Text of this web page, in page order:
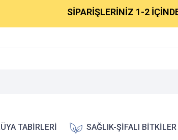
SİPARİŞLERİNİZ 1-2 İÇİNDE
TABİRLERİ SAĞLIK-ŞİFALI BİTKİLER